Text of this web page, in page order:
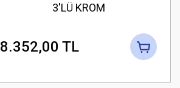
3'LÜ KROM
8.352,00 TL